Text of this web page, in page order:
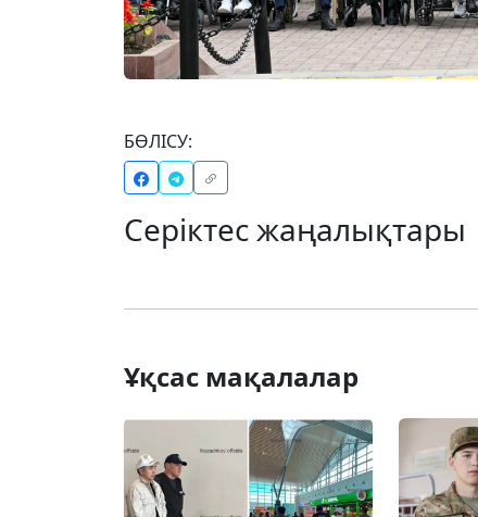
БӨЛІСУ:
Серіктес жаңалықтары
Ұқсас мақалалар